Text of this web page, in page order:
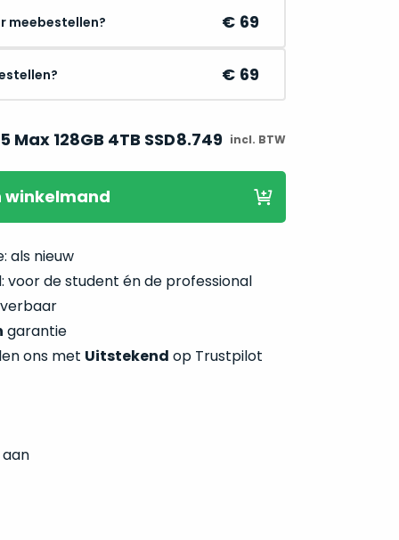
meebestellen? 69
69
Max 128GB 4TB SSD8.749 incl. BTW
winkelmand
als nieuw
voor de student én de professional
garantie
ons met Uitstekend op Trustpilot
aan